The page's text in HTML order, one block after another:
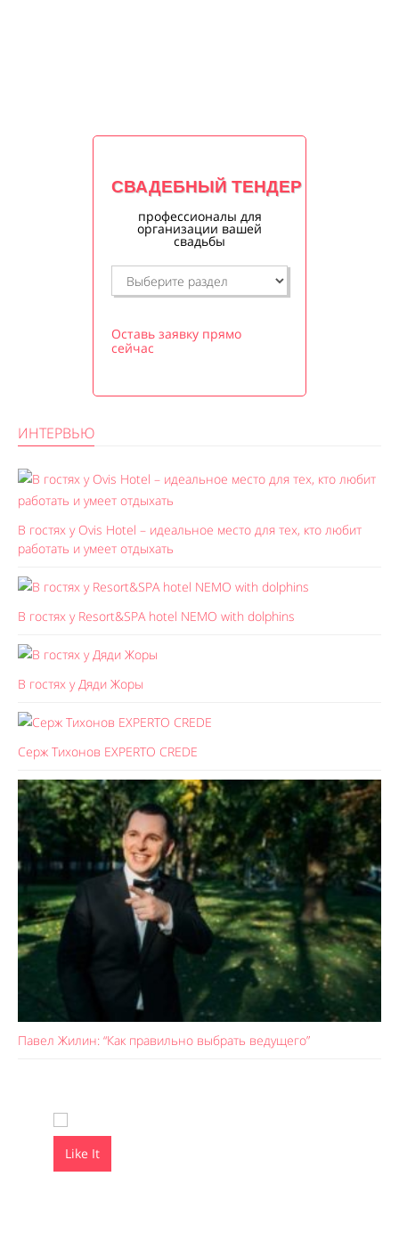
СВАДЕБНЫЙ ТЕНДЕР
профессионалы для
организации вашей
свадьбы
Оставь заявку прямо
сейчас
ИНТЕРВЬЮ
В гостях у Ovis Hotel – идеальное место для тех, кто любит
работать и умеет отдыхать
В гостях у Resort&SPA hotel NEMO with dolphins
В гостях у Дяди Жоры
Серж Тихонов EXPERTO CREDE
Павел Жилин: “Как правильно выбрать ведущего”
Like It